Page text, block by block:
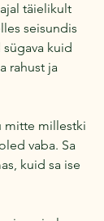
täielikult
seisundis
kuid
rahust ja
mitte millestki
vaba. Sa
kuid sa ise